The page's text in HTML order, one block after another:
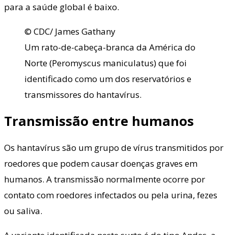
para a saúde global é baixo.
© CDC/ James Gathany
Um rato-de-cabeça-branca da América do
Norte (Peromyscus maniculatus) que foi
identificado como um dos reservatórios e
transmissores do hantavírus.
Transmissão entre humanos
Os hantavírus são um grupo de vírus transmitidos por
roedores que podem causar doenças graves em
humanos. A transmissão normalmente ocorre por
contato com roedores infectados ou pela urina, fezes
ou saliva.